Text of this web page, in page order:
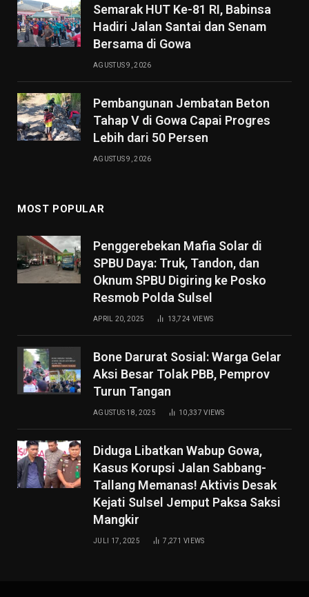
Semarak HUT Ke-81 RI, Babinsa
Hadiri Jalan Santai dan Senam
Bersama di Gowa
AGUSTUS 9, 2026
Pembangunan Jembatan Beton
Tahap V di Gowa Capai Progres
Lebih dari 50 Persen
AGUSTUS 9, 2026
MOST POPULAR
Penggerebekan Mafia Solar di
SPBU Daya: Truk, Tandon, dan
Oknum SPBU Digiring ke Posko
Resmob Polda Sulsel
APRIL 20, 2025 13,724 VIEWS
Bone Darurat Sosial: Warga Gelar
Aksi Besar Tolak PBB, Pemprov
Turun Tangan
AGUSTUS 18, 2025 10,337VIEWS
Diduga Libatkan Wabup Gowa,
Kasus Korupsi Jalan Sabbang-
Tallang Memanas! Aktivis Desak
Kejati Sulsel Jemput Paksa Saksi
Mangkir
JULI 17, 2025 7,271VIEWS